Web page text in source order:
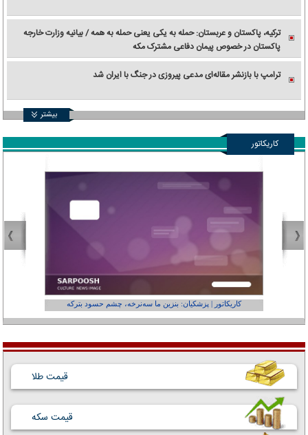
ترکیه، پاکستان و عربستان: حمله به یکی یعنی حمله به همه / بیانیه وزارت خارجه
پاکستان در خصوص پیمان دفاعی مشترک مکه
ترامپ با بازنشر مقاله‌ای مدعی پیروزی در جنگ با ایران شد
بیشتر
کاریکاتور
کاریکاتور | پزشکیان: بنزین ما سه‌نرخه، چشم حسود بترکه
قیمت طلا
قیمت سکه